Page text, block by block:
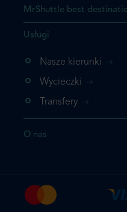
MrShuttle best
Usługi
Nasze kierunki
Wycieczki
Transfery
O nas